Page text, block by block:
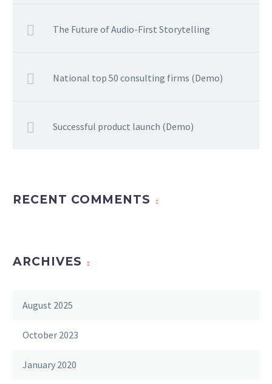
The Future of Audio-First Storytelling
National top 50 consulting firms (Demo)
Successful product launch (Demo)
RECENT COMMENTS
ARCHIVES
August 2025
October 2023
January 2020